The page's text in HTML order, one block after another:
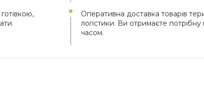
Оперативна доставка товарів
логістики. Ви отримаєте
часом.